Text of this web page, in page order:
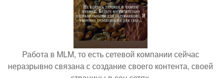
Работа в MLM, то есть сетевой компании сейчас
неразрывно связана с создание своего контента, своей